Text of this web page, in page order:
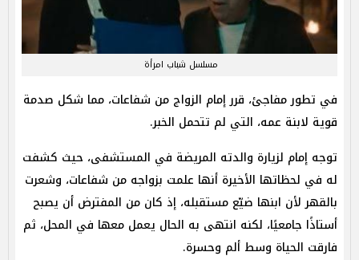
مسلسل شباب امرأة
في تطور مفاجئ، قرر إمام الزواج من شفاعات، مما شكل صدمة
قوية لابنة عمه، التي لم تتحمل الخبر.
توجه إمام لزيارة والدته المريضة في المستشفى، حيث كشفت
له في لحظاتها الأخيرة أنها علمت بزواجه من شفاعات، وشعرت
بالقهر لأن ابنها ضيّع مستقبله، إذ كان من المفترض أن يصبح
أستاذًا جامعيًا، لكنه انتهى به الحال يعمل معها في المحل، ثم
فارقت الحياة وسط ألم وحسرة.